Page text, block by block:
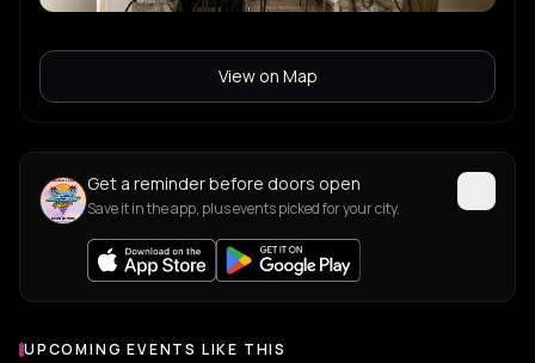
View on Map
Get a reminder before doors open
Save it in the app, plus events picked for your city.
UPCOMING EVENTS LIKE THIS